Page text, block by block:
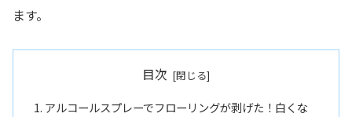
ます。
目次
アルコールスプレーでフローリングが剥げた！白くな